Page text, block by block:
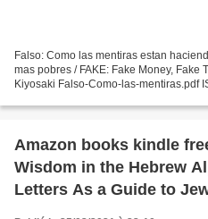
Falso: Como las mentiras estan
mas pobres / FAKE: Fake Money, Fake
Kiyosaki Falso-Como-las-mentiras.pdf
Amazon books kindle
Wisdom in the Hebrew
Letters As a Guide to